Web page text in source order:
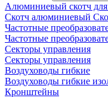
Алюминиевый скотч для
Скотч алюминиевый
Частотные
Частотные
Секторы управления
Секторы управления
Воздуховоды гибкие
Воздуховоды гибкие
Кронштейны